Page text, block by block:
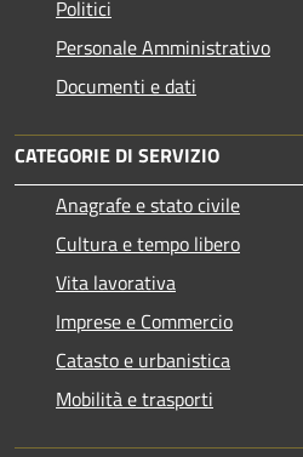
Politici
Personale Amministrativo
Documenti e dati
CATEGORIE DI SERVIZIO
Anagrafe e stato civile
Cultura e tempo libero
Vita lavorativa
Imprese e Commercio
Catasto e urbanistica
Mobilità e trasporti